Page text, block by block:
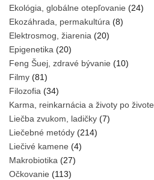
Ekológia, globálne otepľovanie (24)
Ekozáhrada, permakultúra (8)
Elektrosmog, žiarenia (20)
Epigenetika (20)
Feng Šuej, zdravé bývanie (10)
Filmy (81)
Filozofia (34)
Karma, reinkarnácia a životy po živote
Liečba zvukom, ladičky (7)
Liečebné metódy (214)
Liečivé kamene (4)
Makrobiotika (27)
Očkovanie (113)